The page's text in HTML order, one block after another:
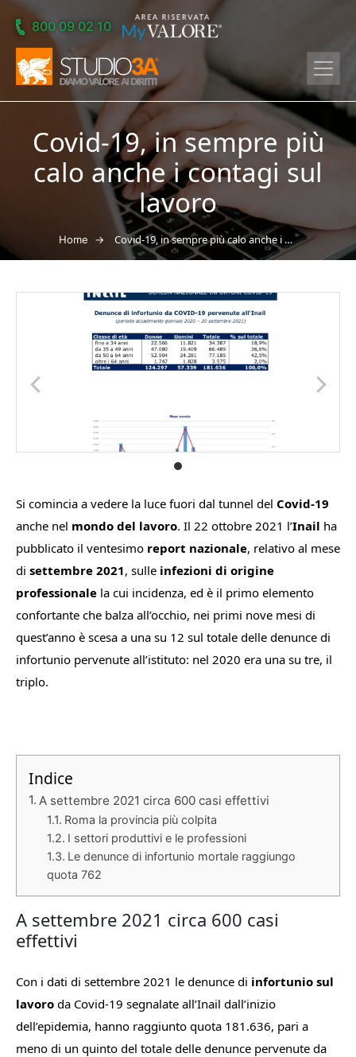
Skip to main content
800 09 02 10
Covid-19, in sempre più
calo anche i contagi sul
lavoro
Home → Covid-19, in sempre più calo anche i contagi sul lavoro
Si comincia a vedere la luce fuori dal tunnel del Covid-19
anche nel mondo del lavoro. Il 22 ottobre 2021 l’Inail ha
pubblicato il ventesimo report nazionale, relativo al mese
di settembre 2021, sulle infezioni di origine
professionale la cui incidenza, ed è il primo elemento
confortante che balza all’occhio, nei primi nove mesi di
quest’anno è scesa a una su 12 sul totale delle denunce di
infortunio pervenute all’istituto: nel 2020 era una su tre, il
triplo.
Indice
A settembre 2021 circa 600 casi effettivi
Roma la provincia più colpita
I settori produttivi e le professioni
Le denunce di infortunio mortale raggiungo
quota 762
A settembre 2021 circa 600 casi
effettivi
Con i dati di settembre 2021 le denunce di infortunio sul
lavoro da Covid-19 segnalate all’Inail dall’inizio
dell’epidemia, hanno raggiunto quota 181.636, pari a
meno di un quinto del totale delle denunce pervenute da